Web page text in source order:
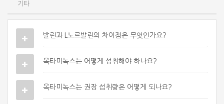
기타
발린과 L노르발린의 차이점은 무엇인가요?
옥타미녹스는 어떻게 섭취해야 하나요?
옥타미녹스는 권장 섭취량은 어떻게 되나요?